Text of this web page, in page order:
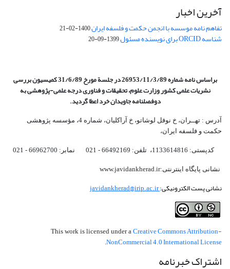
آخرین اخبار
تفاهم نامه موسسه با انجمن حکمت و فلسفه ایران1400-02-21
شناسه ORCID برای نویسنده مسئول 1399-09-20
براساس نامه شماره 26953/11/3/89 در جلسة مورخ 31/6/89 کمیسیون
بررسی
نشریات علمی کشور وزارت علوم، تحقیقات و فناوری درجه علمی‌-پژوهشیبه
دوفصلنامه جاویدان خرد اعطا گردید.
آدرس : تهــران، خ نوفل لوشاتو، خ آراکلیان، شماره 4،‌ مؤسسه پژوهشی
حکمت و فلسفه ایران،‌
کدپستی: 1133614816، تلفن: 66492169 - 021 نمابر: 66962700 - 021
نشانی پایگاه اینترنتی:www.javidankherad.ir
نشانی پست الکترونیکی:javidankherad@irip.ac.ir
This work is licensed under a Creative Commons Attribution-
NonCommercial 4.0 International License
اشتراک خبرنامه